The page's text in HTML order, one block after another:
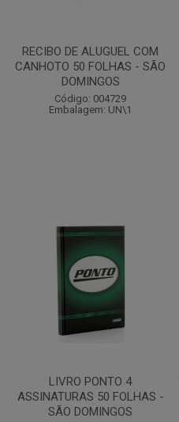
RECIBO DE ALUGUEL COM
CANHOTO 50 FOLHAS - SÃO
DOMINGOS
Código: 004729
Embalagem: UN\1
LIVRO PONTO 4
ASSINATURAS 50 FOLHAS -
SÃO DOMINGOS